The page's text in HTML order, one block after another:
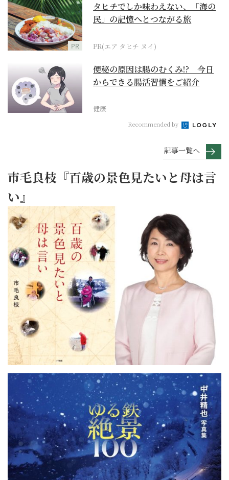
PR
タヒチでしか味わえない、「海の
民」の記憶へとつながる旅
PR(エア タヒチ ヌイ)
便秘の原因は腸のむくみ!? 今日
からできる腸活習慣をご紹介
健康
Recommended by
記事一覧へ
市毛良枝『百歳の景色見たいと母は言
い』